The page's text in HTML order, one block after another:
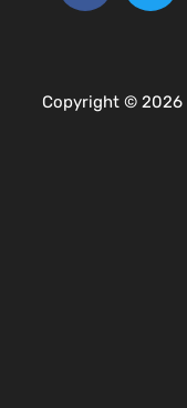
Copyright © 2026